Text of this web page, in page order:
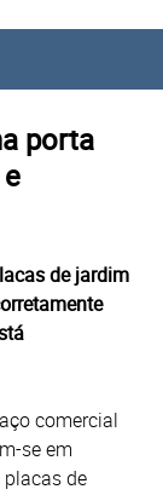
porta
de jardim
comercial
se em
de